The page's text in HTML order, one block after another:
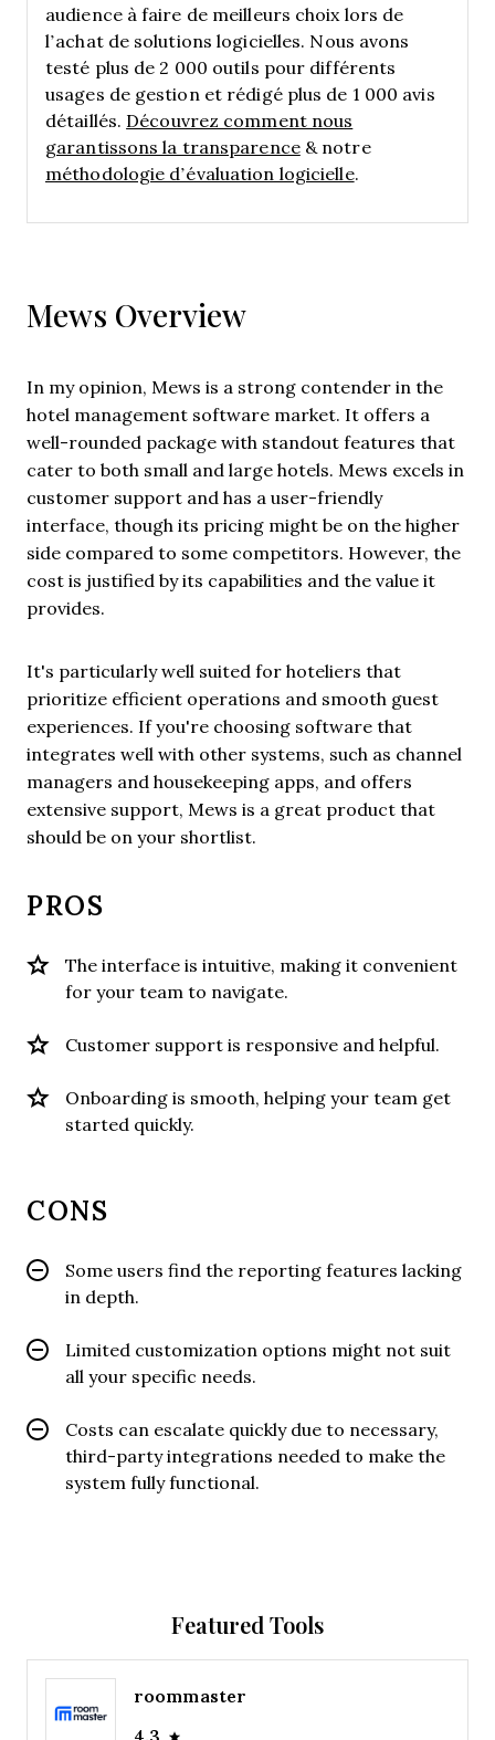
audience à faire de meilleurs choix lors de
l’achat de solutions logicielles. Nous avons
testé plus de 2 000 outils pour différents
usages de gestion et rédigé plus de 1 000 avis
détaillés. Découvrez comment nous
garantissons la transparence& notre
méthodologie d’évaluation logicielle.
Mews Overview
In my opinion, Mews is a strong contender in the
hotel management software market. It offers a
well-rounded package with standout features that
cater to both small and large hotels. Mews excels in
customer support and has a user-friendly
interface, though its pricing might be on the higher
side compared to some competitors. However, the
cost is justified by its capabilities and the value it
provides.
It's particularly well suited for hoteliers that
prioritize efficient operations and smooth guest
experiences. If you're choosing software that
integrates well with other systems, such as channel
managers and housekeeping apps, and offers
extensive support, Mews is a great product that
should be on your shortlist.
PROS
The interface is intuitive, making it convenient
for your team to navigate.
Customer support is responsive and helpful.
Onboarding is smooth, helping your team get
started quickly.
CONS
Some users find the reporting features lacking
in depth.
Limited customization options might not suit
all your specific needs.
Costs can escalate quickly due to necessary,
third-party integrations needed to make the
system fully functional.
Featured Tools
roommaster